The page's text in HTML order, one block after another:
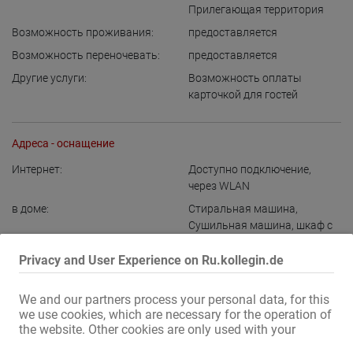
Privacy and User Experience on Ru.kollegin.de
We and our partners process your personal data, for this
we use cookies, which are necessary for the operation of
the website. Other cookies are only used with your
Прилегающая территория
Возможность проживания:
предоставляется
Возможность переночевать:
предоставляется
Другие услуги:
Возможность оплаты
карточкой для гостей
Адреса - оснащение
Интернет: Доступно подключение,
через WLAN
в доме:
Стиральная машина,
Сушильная машина, шкаф с
комната,дополнительный
туалет для посетителей,
Кухня:
с местами, где можно
посидеть и поесть,общее